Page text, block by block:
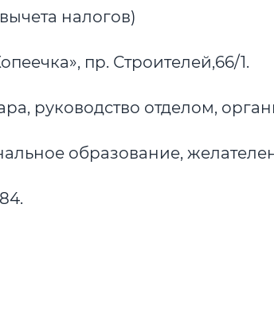
налогов)
пр. Строителей,66/1.
руководство отделом,
образование,